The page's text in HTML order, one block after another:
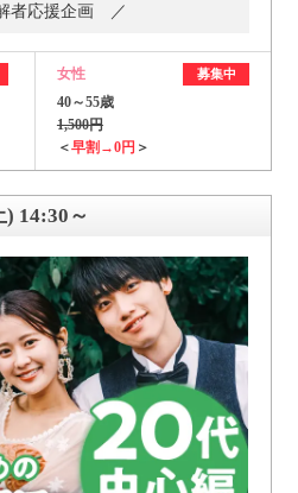
者応援企画 ／
女性 募集中
40～55歳
1,500円
＜早割→0円 ＞
) 14:30～